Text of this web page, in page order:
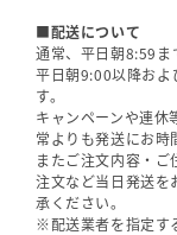
■配送について
通常、平日朝8:59ま
平日朝9:00以降およ
す。
キャンペーンや連休
常よりも発送にお時
またご注文内容・
注文など当日発送を
承ください。
※配送業者を指定す